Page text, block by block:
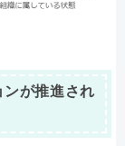
が推進され